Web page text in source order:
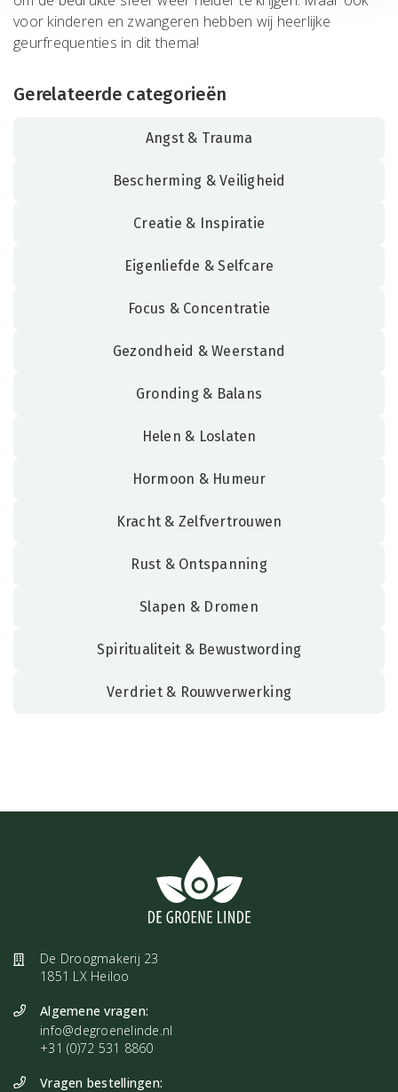
voor kinderen en zwangeren hebben wij heerlijke
geurfrequenties in dit thema!
Gerelateerde categorieën
Angst & Trauma
Bescherming & Veiligheid
Creatie & Inspiratie
Eigenliefde & Selfcare
Focus & Concentratie
Gezondheid & Weerstand
Gronding & Balans
Helen & Loslaten
Hormoon & Humeur
Kracht & Zelfvertrouwen
Rust & Ontspanning
Slapen & Dromen
Spiritualiteit & Bewustwording
Verdriet & Rouwverwerking
De Droogmakerij 23
1851 LX Heiloo
Algemene vragen:
info@degroenelinde.nl
+31 (0)72 531 8860
Vragen bestellingen: